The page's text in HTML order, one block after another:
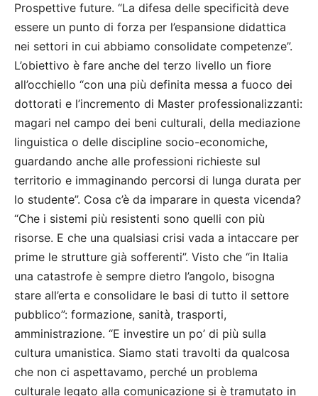
Prospettive future. “La difesa delle specificità deve
essere un punto di forza per l’espansione didattica
nei settori in cui abbiamo consolidate competenze”.
L’obiettivo è fare anche del terzo livello un fiore
all’occhiello “con una più definita messa a fuoco dei
dottorati e l’incremento di Master professionalizzanti:
magari nel campo dei beni culturali, della mediazione
linguistica o delle discipline socio-economiche,
guardando anche alle professioni richieste sul
territorio e immaginando percorsi di lunga durata per
lo studente”. Cosa c’è da imparare in questa vicenda?
“Che i sistemi più resistenti sono quelli con più
risorse. E che una qualsiasi crisi vada a intaccare per
prime le strutture già sofferenti”. Visto che “in Italia
una catastrofe è sempre dietro l’angolo, bisogna
stare all’erta e consolidare le basi di tutto il settore
pubblico”: formazione, sanità, trasporti,
amministrazione. “E investire un po’ di più sulla
cultura umanistica. Siamo stati travolti da qualcosa
che non ci aspettavamo, perché un problema
culturale legato alla comunicazione si è tramutato in